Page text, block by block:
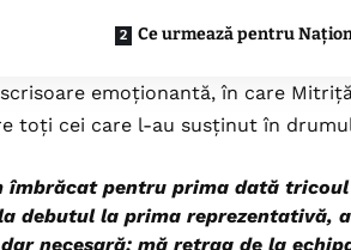
Ce urmează pentru
emoționantă, în care
toți cei care l-au susținut în
îmbrăcat pentru prima dată
debutul la prima reprezentativă,
necesară: mă retrag de la